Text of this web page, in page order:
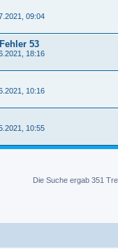
09:04
53
18:16
10:16
10:55
Die Suche ergab 351